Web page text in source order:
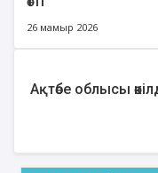
26 мамыр 2026
Ақтөбе облысы